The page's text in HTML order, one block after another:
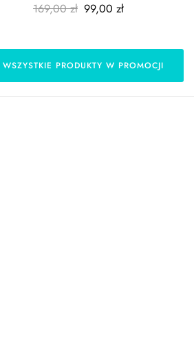
169,00 zł 99,00 zł
WSZYSTKIE PRODUKTY W PROMOCJI